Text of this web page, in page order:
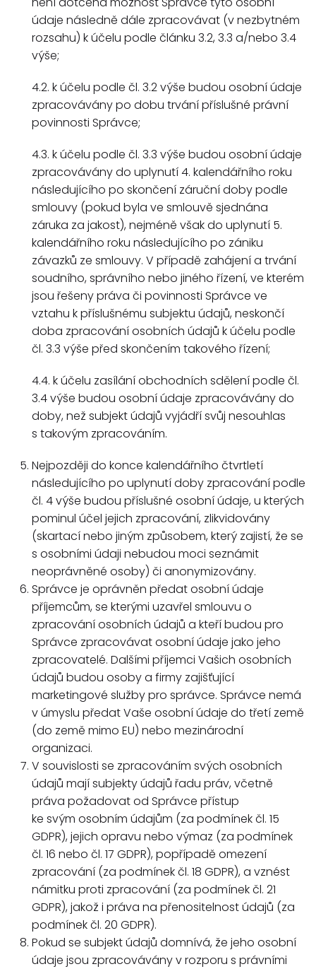
údaje následně dále zpracovávat (v nezbytném
rozsahu) k účelu podle článku 3.2, 3.3 a/nebo 3.4
výše;
4.2. k účelu podle čl. 3.2 výše budou osobní údaje
zpracovávány po dobu trvání příslušné právní
povinnosti Správce;
4.3. k účelu podle čl. 3.3 výše budou osobní údaje
zpracovávány do uplynutí 4. kalendářního roku
následujícího po skončení záruční doby podle
smlouvy (pokud byla ve smlouvě sjednána
záruka za jakost), nejméně však do uplynutí 5.
kalendářního roku následujícího po zániku
závazků ze smlouvy. V případě zahájení a trvání
soudního, správního nebo jiného řízení, ve kterém
jsou řešeny práva či povinnosti Správce ve
vztahu k příslušnému subjektu údajů, neskončí
doba zpracování osobních údajů k účelu podle
čl. 3.3 výše před skončením takového řízení;
4.4. k účelu zasílání obchodních sdělení podle čl.
3.4 výše budou osobní údaje zpracovávány do
doby, než subjekt údajů vyjádří svůj nesouhlas
s takovým zpracováním.
Nejpozději do konce kalendářního čtvrtletí
následujícího po uplynutí doby zpracování podle
čl. 4 výše budou příslušné osobní údaje, u kterých
pominul účel jejich zpracování, zlikvidovány
(skartací nebo jiným způsobem, který zajistí, že se
s osobními údaji nebudou moci seznámit
neoprávněné osoby) či anonymizovány.
Správce je oprávněn předat osobní údaje
příjemcům, se kterými uzavřel smlouvu o
zpracování osobních údajů a kteří budou pro
Správce zpracovávat osobní údaje jako jeho
zpracovatelé. Dalšími příjemci Vašich osobních
údajů budou osoby a firmy zajišťující
marketingové služby pro správce. Správce nemá
v úmyslu předat Vaše osobní údaje do třetí země
(do země mimo EU) nebo mezinárodní
organizaci.
V souvislosti se zpracováním svých osobních
údajů mají subjekty údajů řadu práv, včetně
práva požadovat od Správce přístup
ke svým osobním údajům (za podmínek čl. 15
GDPR), jejich opravu nebo výmaz (za podmínek
čl. 16 nebo čl. 17 GDPR), popřípadě omezení
zpracování (za podmínek čl. 18 GDPR), a vznést
námitku proti zpracování (za podmínek čl. 21
GDPR), jakož i práva na přenositelnost údajů (za
podmínek čl. 20 GDPR).
Pokud se subjekt údajů domnívá, že jeho osobní
údaje jsou zpracovávány v rozporu s právními